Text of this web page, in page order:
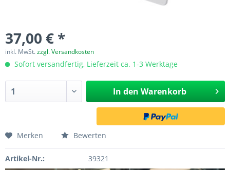
37,00 € *
inkl. MwSt.zzgl. Versandkosten
Sofort versandfertig, Lieferzeit ca. 1-3 Werktage
In den Warenkorb
Merken Bewerten
Artikel-Nr.: 39321